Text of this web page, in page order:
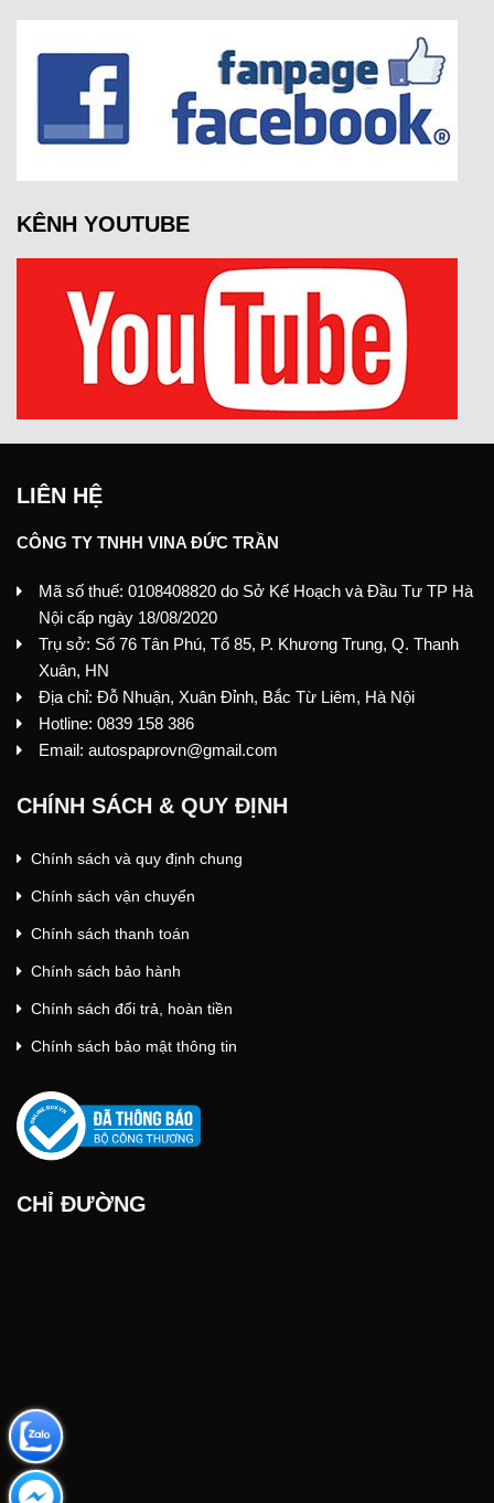
KÊNH YOUTUBE
LIÊN HỆ
CÔNG TY TNHH VINA ĐỨC TRẦN
Mã số thuế: 0108408820 do Sở Kế Hoạch và Đầu Tư TP Hà
Nội cấp ngày 18/08/2020
Trụ sở: Số 76 Tân Phú, Tổ 85, P. Khương Trung, Q. Thanh
Xuân, HN
Địa chỉ: Đỗ Nhuận, Xuân Đỉnh, Bắc Từ Liêm, Hà Nội
Hotline: 0839 158 386
Email: autospaprovn@gmail.com
CHÍNH SÁCH & QUY ĐỊNH
Chính sách và quy định chung
Chính sách vận chuyển
Chính sách thanh toán
Chính sách bảo hành
Chính sách đổi trả, hoàn tiền
Chính sách bảo mật thông tin
CHỈ ĐƯỜNG